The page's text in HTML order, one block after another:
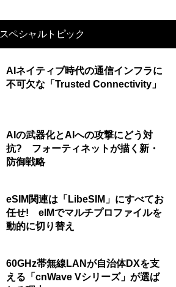
スペシャルトピック
AIネイティブ時代の通信インフラに
不可欠な「Trusted Connectivity」
AIの武器化とAIへの攻撃にどう対
抗? フォーティネットが描く新・
防御戦略
eSIM関連は「LibeSIM」にすべてお
任せ! eIMでマルチプロファイルを
動的に切り替え
60GHz帯無線LANが自治体DXを支
える「cnWave Vシリーズ」が選ば